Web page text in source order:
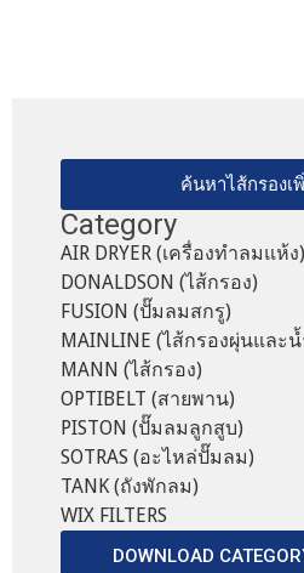
ค้นหาไส้กรองเ
Category
AIR DRYER (เครื่องทำลมแห้ง)
DONALDSON (ไส้กรอง)
FUSION (ปั๊มลมสกรู)
MAINLINE (ไส้กรองผุ่นและ
MANN (ไส้กรอง)
OPTIBELT (สายพาน)
PISTON (ปั๊มลมลูกสูบ)
SOTRAS (อะไหล่ปั๊มลม)
TANK (ถังพักลม)
WIX FILTERS
DOWNLOAD